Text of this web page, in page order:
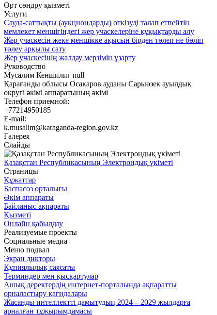
Өрт сөндру қызметі
Услуги
Сауда-саттықты (аукциондарды) өткізуді талап етпейтін
мемлекет меншігіндегі жер учаскелеріне құқықтарды алу
Жер учаскесін жеке меншікке ақысын бірден төлеп не бөліп
төлеу арқылы сату
Жер учаскесінің жалдау мерзімін ұзарту
Руководство
Мусалим Кеншилиг null
Қарағанды облысы Осакаров ауданы Сарыөзек ауылдық
округі әкімі аппаратының әкімі
Телефон приемной:
+77214950185
E-mail:
k.musalim@karaganda-region.gov.kz
Галерея
Слайды
Қазақстан Республикасының Электрондық үкіметі
Страницы
Құжаттар
Баспасөз орталығы
Әкім аппараты
Байланыс ақпараты
Қызметі
Онлайн қабылдау
Реализуемые проекты
Социальные медиа
Меню подвал
Экран дикторы
Құпиялылық саясаты
Терминдер мен қысқартулар
Ашық деректердің интернет-порталында ақпаратты
орналастыру қағидалары
Жасанды интеллектті дамытудың 2024 – 2029 жылдарға
арналған тұжырымдамасы